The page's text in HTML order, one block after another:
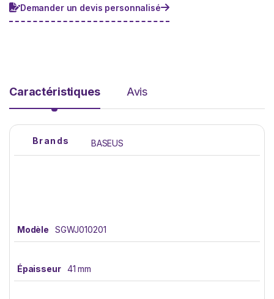
n
e
Demander un devis personnalisé
Caractéristiques Avis
Brands BASEUS
Modèle SGWJ010201
Épaisseur 41 mm